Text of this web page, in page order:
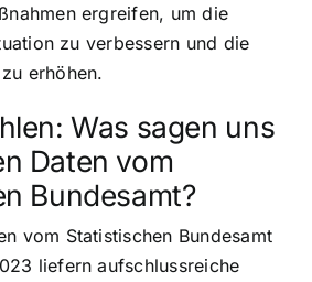
ergreifen, um die
zu verbessern und die
erhöhen.
Was sagen uns
Daten vom
Bundesamt?
vom Statistischen Bundesamt
liefern aufschlussreiche